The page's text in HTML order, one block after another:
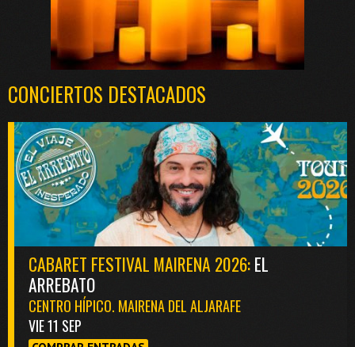
CONCIERTOS DESTACADOS
CABARET FESTIVAL MAIRENA 2026:EL
ARREBATO
CENTRO HÍPICO. MAIRENA DEL ALJARAFE
VIE 11 SEP